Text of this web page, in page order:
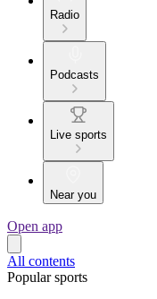
Radio
Podcasts
Live sports
Near you
Open app
All contents
Popular sports